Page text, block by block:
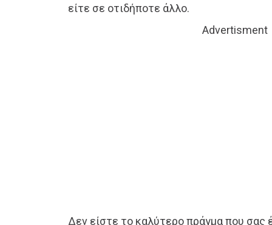
είτε σε οτιδήποτε άλλο.
Advertisment
Δεν είστε το καλύτερο πράγμα που σας